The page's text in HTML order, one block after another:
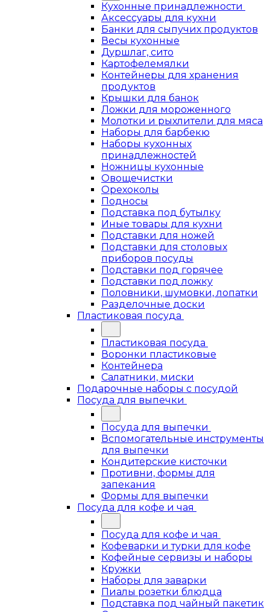
Кухонные принадлежности
Аксессуары для кухни
Банки для сыпучих продуктов
Весы кухонные
Дуршлаг, сито
Картофелемялки
Контейнеры для хранения
продуктов
Крышки для банок
Ложки для мороженного
Молотки и рыхлители для мяса
Наборы для барбекю
Наборы кухонных
принадлежностей
Ножницы кухонные
Овощечистки
Орехоколы
Подносы
Подставка под бутылку
Иные товары для кухни
Подставки для ножей
Подставки для столовых
приборов посуды
Подставки под горячее
Подставки под ложку
Половники, шумовки, лопатки
Разделочные доски
Пластиковая посуда
Пластиковая посуда
Воронки пластиковые
Контейнера
Салатники, миски
Подарочные наборы с посудой
Посуда для выпечки
Посуда для выпечки
Вспомогательные инструменты
для выпечки
Кондитерские кисточки
Противни, формы для
запекания
Формы для выпечки
Посуда для кофе и чая
Посуда для кофе и чая
Кофеварки и турки для кофе
Кофейные сервизы и наборы
Кружки
Наборы для заварки
Пиалы розетки блюдца
Подставка под чайный пакетик